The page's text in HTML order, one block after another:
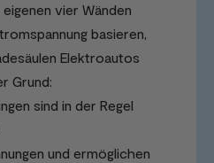
vier Wänden
basieren,
Elektroautos
Grund:
sind in der Regel
und ermöglichen